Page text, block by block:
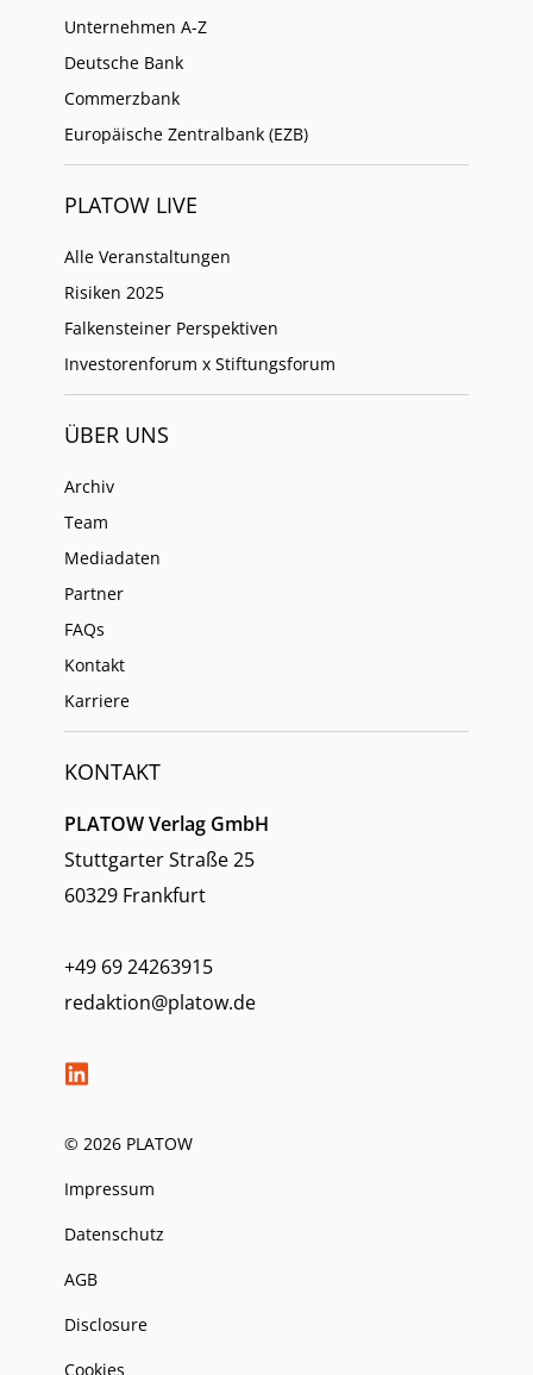
Unternehmen A-Z
Deutsche Bank
Commerzbank
Europäische Zentralbank (EZB)
PLATOW LIVE
Alle Veranstaltungen
Risiken 2025
Falkensteiner Perspektiven
Investorenforum x Stiftungsforum
ÜBER UNS
Archiv
Team
Mediadaten
Partner
FAQs
Kontakt
Karriere
KONTAKT
PLATOW Verlag GmbH
Stuttgarter Straße 25
60329 Frankfurt
+49 69 24263915
redaktion@platow.de
© 2026 PLATOW
Impressum
Datenschutz
AGB
Disclosure
Cookies